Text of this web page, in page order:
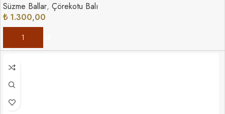
Süzme Ballar, Çörekotu Balı
₺1.300,00
SEPETE EKLE